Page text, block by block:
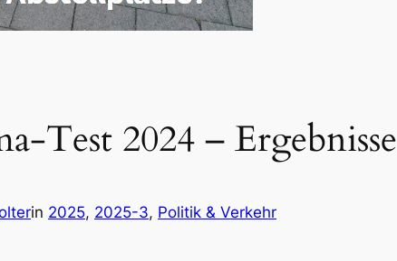
Test 2024 – Ergebnisse
in 2025, 2025-3, Politik & Verkehr